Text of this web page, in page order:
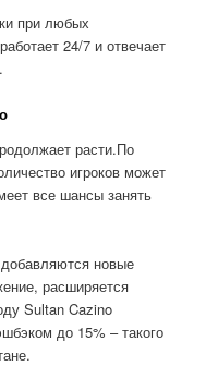
при любых
24/7 и отвечает
расти.По
игроков может
все шансы занять
новые
расширяется
Sultan Cazino
до 15% – такого